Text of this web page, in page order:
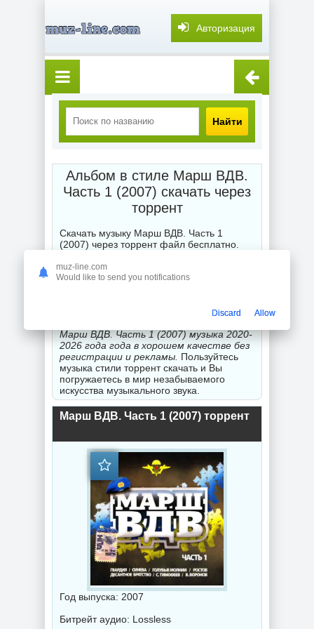
Авторизация
Найти
Альбом в стиле Марш ВДВ.
Часть 1 (2007) скачать через
торрент
Скачать музыку Марш ВДВ. Часть 1
(2007) через торрент файл бесплатно.
скачать бесплатно мы выставляем Вам
для глубокого и точного поиска или
исполнителя торрентом. Смешанные
Марш ВДВ. Часть 1 (2007) музыка 2020-
2026 года года в хорошем качестве без
регистрации и рекламы. Пользуйтесь
музыка стили торрент скачать и Вы
погружаетесь в мир незабываемого
искусства музыкального звука.
Марш ВДВ. Часть 1 (2007) торрент
Год выпуска: 2007
Битрейт аудио: Lossless
muz-line.com
Would like to send you notifications
Discard Allow